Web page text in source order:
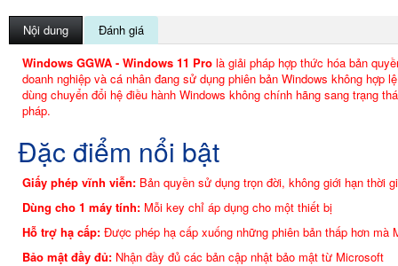
Nội dung
Đánh giá
Windows GGWA - Windows 11 Pro là giải pháp hợp thức hóa bản
doanh nghiệp và cá nhân đang sử dụng phiên bản Windows không hợp
dùng chuyển đổi hệ điều hành Windows không chính hãng sang trạng
pháp.
Đặc điểm nổi bật
Giấy phép vĩnh viễn: Bản quyền sử dụng trọn đời, không giới hạn thời
Dùng cho 1 máy tính: Mỗi key chỉ áp dụng cho một thiết bị
Hỗ trợ hạ cấp: Được phép hạ cấp xuống những phiên bản thấp hơn mà
Bảo mật đầy đủ: Nhận đầy đủ các bản cập nhật bảo mật từ Microsoft